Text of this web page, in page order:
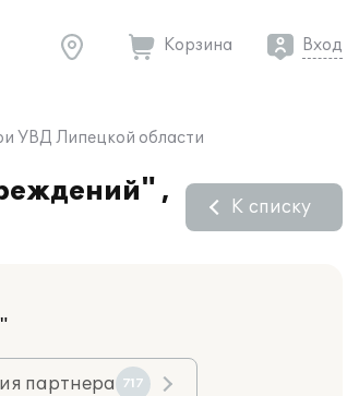
Корзина Вход
УВД Липецкой области
,
К списку
партнера 717